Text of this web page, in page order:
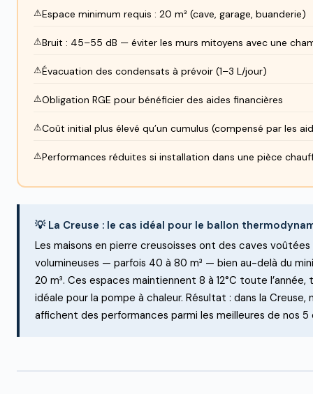
Espace minimum requis : 20 m³ (cave, garage, buanderie)
Bruit : 45–55 dB — éviter les murs mitoyens avec une
Évacuation des condensats à prévoir (1–3 L/jour)
Obligation RGE pour bénéficier des aides financières
Coût initial plus élevé qu’un cumulus (compensé par les
Performances réduites si installation dans une pièce
💡 La Creuse : le cas idéal pour le ballon
Les maisons en pierre creusoisses ont des caves
volumineuses — parfois 40 à 80 m³ — bien au-delà du
20 m³. Ces espaces maintiennent 8 à 12°C toute
idéale pour la pompe à chaleur. Résultat : dans la Creuse,
affichent des performances parmi les meilleures de nos